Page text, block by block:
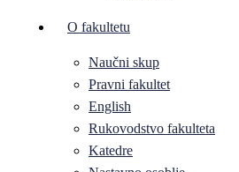
O fakultetu
Naučni skup
Pravni fakultet
English
Rukovodstvo fakulteta
Katedre